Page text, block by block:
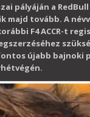
a RedBull
majd tovább. A
F4 ACCR-t
újabb